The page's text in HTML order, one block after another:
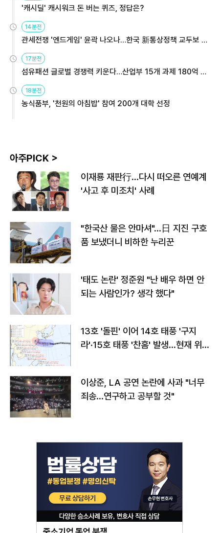
'캐시딜' 캐시워크 돈 버는 퀴즈, 정답은?
14분전
관세전쟁 '엔드게임' 윤곽 나오나…한국 新통상정책 교두보 활
용해야
17분전
섬유패션 글로벌 경쟁력 키운다…산업부 15개 과제 180억 지
원
18분전
농식품부, '천원의 아침밥' 참여 200개 대학 선정
아주PICK >
이재룡 재판行…다시 떠오른 연예계
'사고 후 미조치' 사례
"한국산 물은 안마셔"…日 지진 구호
품 보냈더니 비하한 누리꾼
'태도 논란' 정준원 "난 배우 하면 안
되는 사람인가? 생각 했다"
13호 '돌핀' 이어 14호 태풍 '구지
라'·15호 태풍 '찬홈' 발생…현재 위
이상준, LA 공연 논란에 사과 "너무
죄송…연구하고 공부할 것"